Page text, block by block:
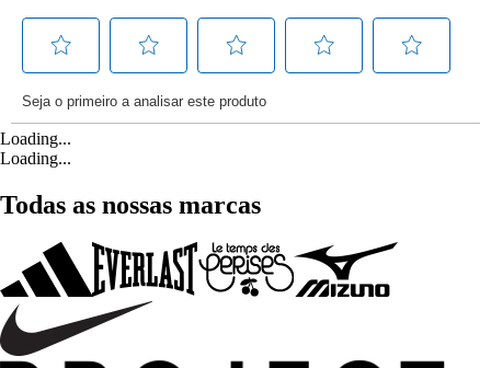
Loading...
Loading...
Todas as nossas marcas